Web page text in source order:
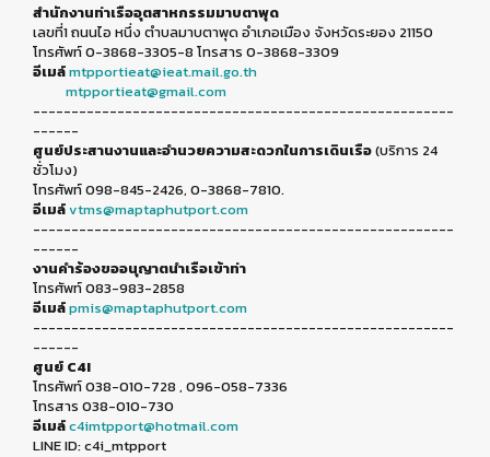
สำนักงานท่าเรืออุตสาหกรรมมาบตาพุด
เลขที่1 ถนนไอ หนึ่ง ตำบลมาบตาพุด อำเภอเมือง จังหวัดระยอง 21150
โทรศัพท์ 0-3868-3305-8 โทรสาร 0-3868-3309
อีเมล์mtpportieat@ieat.mail.go.th
mtpportieat@gmail.com
-------------------------------------------------------
------
ศูนย์ประสานงานและอำนวยความสะดวกในการเดินเรือ(บริการ 24
ชั่วโมง)
โทรศัพท์ 098-845-2426, 0-3868-7810.
อีเมล์vtms@maptaphutport.com
-------------------------------------------------------
------
งานคำร้องขออนุญาตนำเรือเข้าท่า
โทรศัพท์ 083-983-2858
อีเมล์pmis@maptaphutport.com
-------------------------------------------------------
------
ศูนย์ C4I
โทรศัพท์ 038-010-728 , 096-058-7336
โทรสาร 038-010-730
อีเมล์c4imtpport@hotmail.com
LINE ID: c4i_mtpport